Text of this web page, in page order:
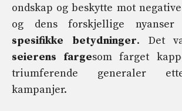
ondskap og beskytte mot
og dens forskjellige
spesifikke betydninger. Det
seierens fargesom farget
triumferende generaler
kampanjer.